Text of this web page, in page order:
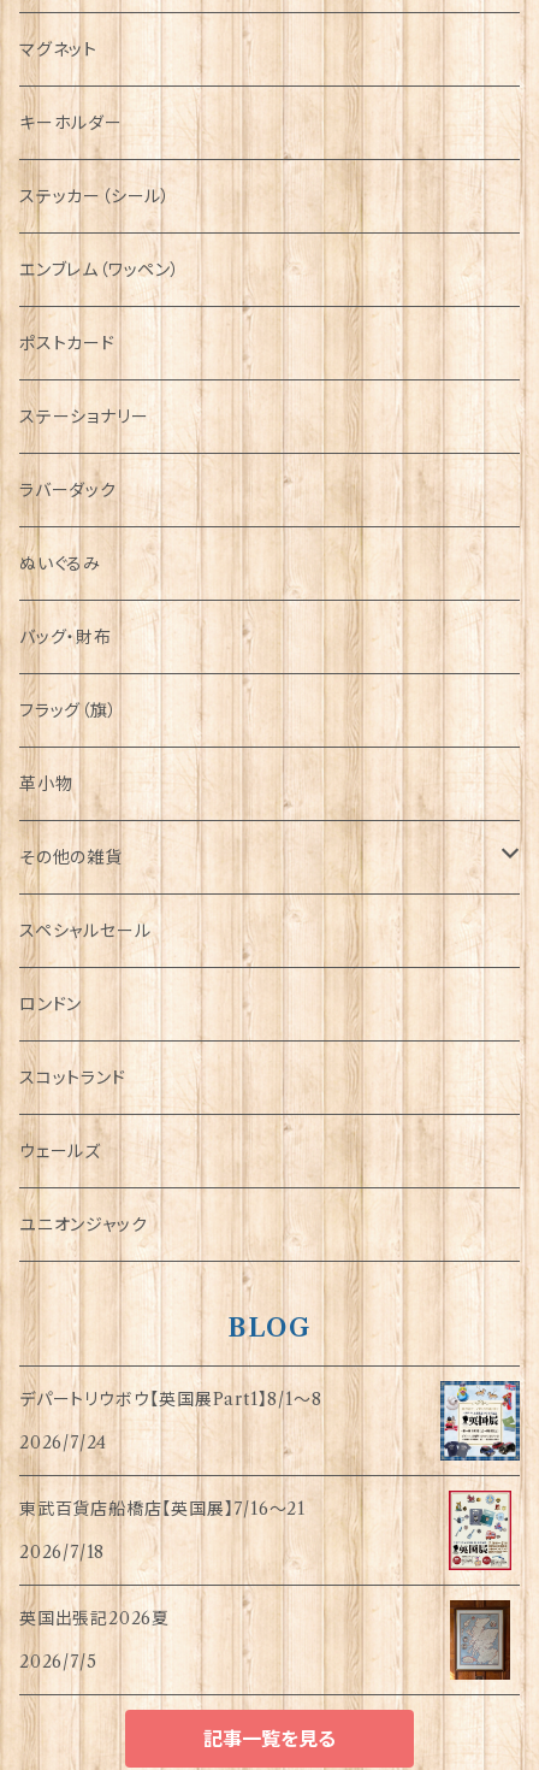
キャスケット
ディアストーカー
ニット帽
タータン【Bronte by Moon】
タータン【Glencroft】
ボタンラップマフラー【Aran Traditions】
サッシュ
スカーフ
ファッションマスク
チャーム
その他のアクセサリー
ラブスプーン【SION LLEWELLYN】
ラブスプーン【PAUL CURTIS】
ファブリック
ペーパーナプキン
ティーコジー
その他テーブルウェア
ジェネラルデザイン
乗り物
動物＆植物
国旗＆紋章
音楽＆楽器
運動＆人物
ミリタリー
NAVY
AIRFORCE
ARMY
ピューター
マグネット
キーホルダー
ステッカー（シール）
エンブレム（ワッペン）
ポストカード
ステーショナリー
ラバーダック
ぬいぐるみ
バッグ・財布
フラッグ（旗）
革小物
その他の雑貨
ミニカー
チャーム
犬グッズ
傘
指貫(シンブル)
スペシャルセール
ロンドン
スコットランド
ウェールズ
ユニオンジャック
BLOG
デパートリウボウ【英国展Part1】8/1〜8
2026/7/24
東武百貨店船橋店【英国展】7/16～21
2026/7/18
英国出張記2026夏
2026/7/5
記事一覧を見る